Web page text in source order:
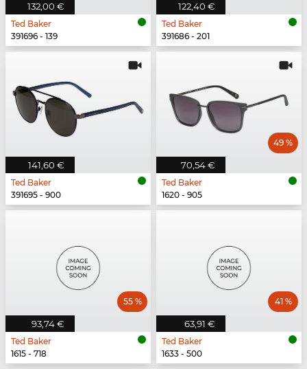
132,00 €
Ted Baker
391696 - 139
122,40 €
Ted Baker
391686 - 201
141,60 €
Ted Baker
391695 - 900
70,54 €
49 %
Ted Baker
1620 - 905
93,74 €
55 %
Ted Baker
1615 - 718
63,91 €
41 %
Ted Baker
1633 - 500